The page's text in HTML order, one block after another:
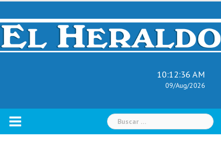
Skip
content
10:12:37 AM
09/Aug/2026
Buscar: